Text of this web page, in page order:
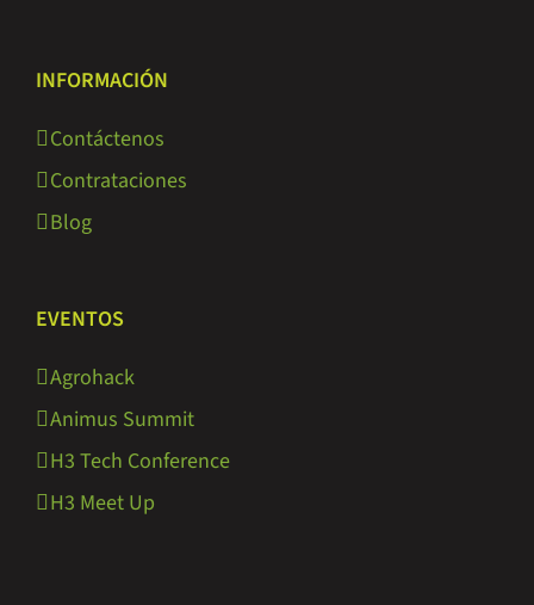
INFORMACIÓN
Contáctenos
Contrataciones
Blog
EVENTOS
Agrohack
Animus Summit
H3 Tech Conference
H3 Meet Up